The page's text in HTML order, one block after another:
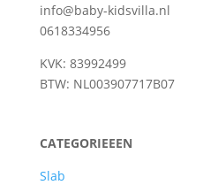
info@baby-kidsvilla.nl
0618334956
KVK: 83992499
BTW: NL003907717B07
CATEGORIEEEN
Slab